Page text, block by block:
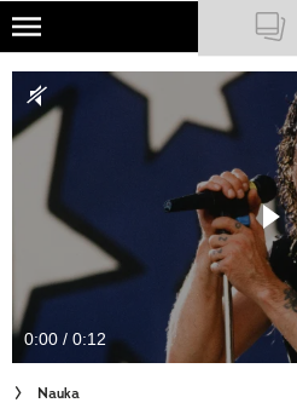
Skip
main
content
NATIONAL GEOGRAPHIC
TRAVELER
PODCASTY
Newsletter
Cuda Polski
Wielki Konkurs Fotograficzny
0:00 / 0:12
Nauka